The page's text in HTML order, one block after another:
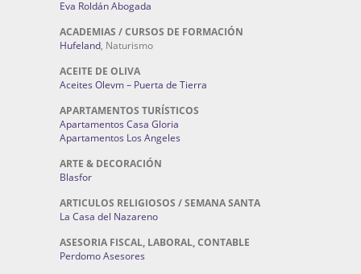
Eva Roldán Abogada
ACADEMIAS / CURSOS DE FORMACIÓN
Hufeland, Naturismo
ACEITE DE OLIVA
Aceites Olevm – Puerta de Tierra
APARTAMENTOS TURÍSTICOS
Apartamentos Casa Gloria
Apartamentos Los Angeles
ARTE & DECORACIÓN
Blasfor
ARTICULOS RELIGIOSOS / SEMANA SANTA
La Casa del Nazareno
ASESORIA FISCAL, LABORAL, CONTABLE
Perdomo Asesores